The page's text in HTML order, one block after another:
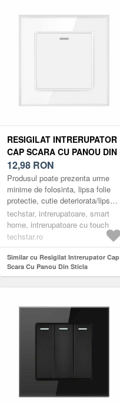
RESIGILAT INTRERUPATOR
CAP SCARA CU PANOU DIN
STICLA SECURIZATA
TECHSTAR® TGS 01, 220V,
16A, 86 X 86 MM, ALB, CU 1
MODUL
12,98 RON
Produsul poate prezenta urme
minime de folosinta, lipsa folie
protectie, cutie deteriorata/lipsa,
usoare zgarieturi etc.
Întrerupătoarele Techstar ...
techstar, intrerupatoare, smart
home, intrerupatoare cu touch
techstar.ro
Similar cu Resigilat Intrerupator Cap
Scara Cu Panou Din Sticla
Securizata Techstar® TGS 01, 220V,
16A, 86 X 86 Mm, Alb, cu 1 Modul